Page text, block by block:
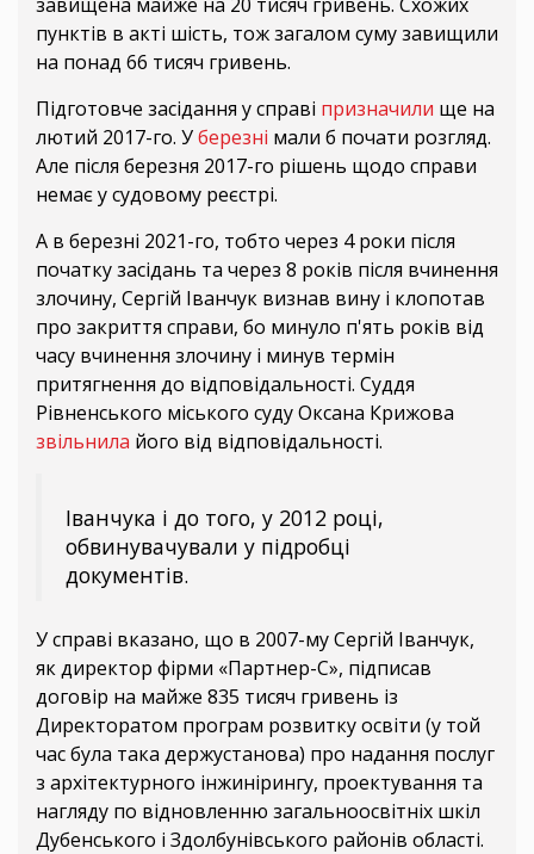
пунктів в акті шість, тож загалом суму завищили
на понад 66 тисяч гривень.
Підготовче засідання у справі призначили ще на
лютий 2017-го. Уберезні мали б почати розгляд.
Але після березня 2017-го рішень щодо справи
немає у судовому реєстрі.
А в березні 2021-го, тобто через 4 роки після
початку засідань та через 8 років після вчинення
злочину, Сергій Іванчук визнав вину і клопотав
про закриття справи, бо минуло п'ять років від
часу вчинення злочину і минув термін
притягнення до відповідальності. Суддя
Рівненського міського суду Оксана Крижова
звільнила його від відповідальності.
Іванчука і до того, у 2012 році,
обвинувачували у підробці
документів.
У справі вказано, що в 2007-му Сергій Іванчук,
як директор фірми «Партнер-С», підписав
договір на майже 835 тисяч гривень із
Директоратом програм розвитку освіти (у той
час була така держустанова) про надання послуг
з архітектурного інжинірингу, проектування та
нагляду по відновленню загальноосвітніх шкіл
Дубенського і Здолбунівського районів області.